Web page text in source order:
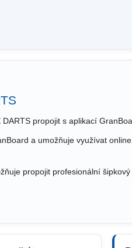
propojit s aplikací
a umožňuje využívat
propojit profesionální